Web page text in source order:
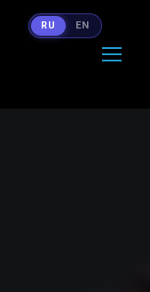
RU EN